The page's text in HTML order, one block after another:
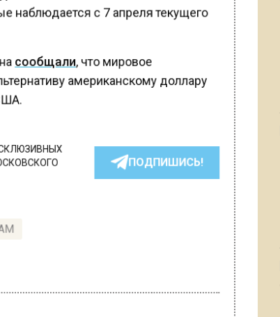
наблюдается с 7 апреля текущего
сообщали, что мировое
американскому доллару
ПОДПИШИСЬ!